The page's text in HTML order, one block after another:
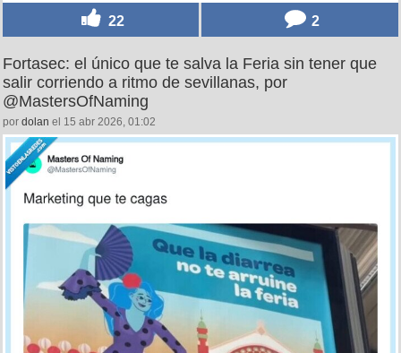
22 2
Fortasec: el único que te salva la Feria sin tener que
salir corriendo a ritmo de sevillanas, por
@MastersOfNaming
por dolan el 15 abr 2026, 01:02